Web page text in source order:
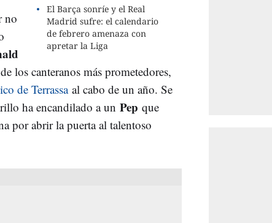
El Barça sonríe y el Real
Madrid sufre: el calendario
de febrero amenaza con
apretar la Liga
no
los canteranos más prometedores,
de Terrassaal cabo de un año. Se
ha encandilado a un Pep que
por abrir la puerta al talentoso